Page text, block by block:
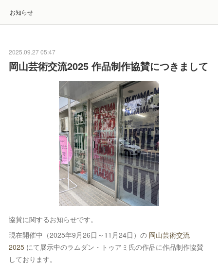
お知らせ
2025.09.27 05:47
岡山芸術交流2025 作品制作協賛につきまして
協賛に関するお知らせです。
現在開催中（2025年9月26日～11月24日）の 岡山芸術交流
2025 にて展示中のラムダン・トゥアミ氏の作品に作品制作協賛
しております。